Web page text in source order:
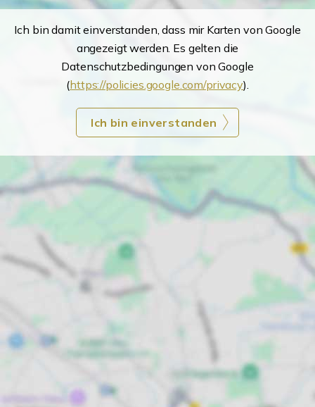
Ich bin damit einverstanden, dass mir Karten von Google
angezeigt werden. Es gelten die
Datenschutzbedingungen von Google
(https://policies.google.com/privacy).
Ich bin einverstanden